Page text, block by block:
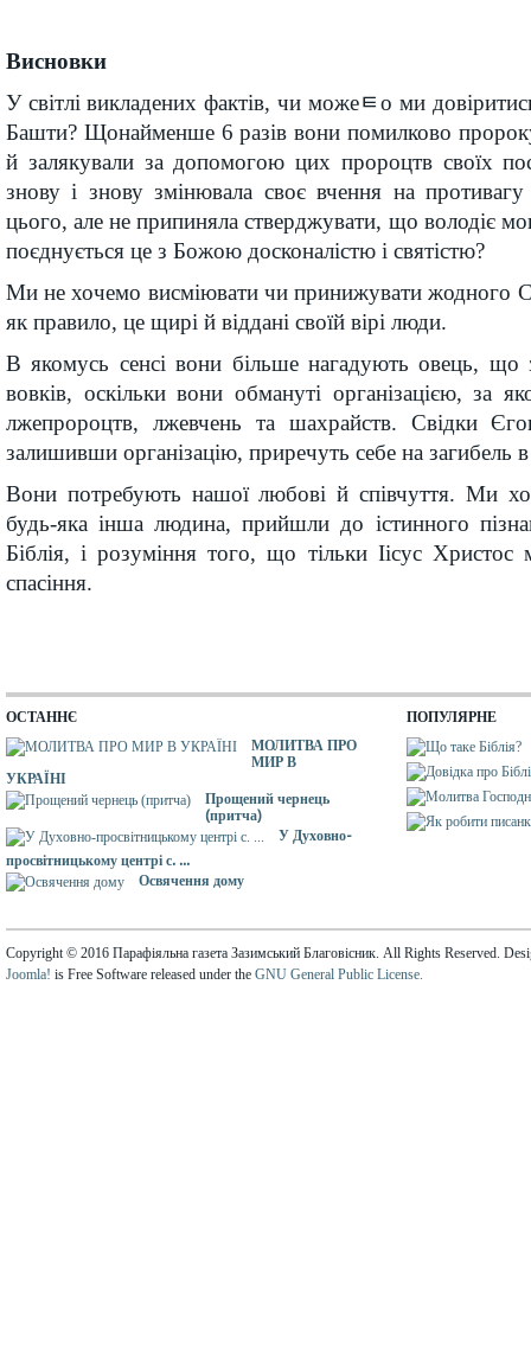
Висновки
У світлі викладених фактів, чи можеﾼо ми
Башти? Щонайменше 6 разів вони помилково
й залякували за допомогою цих пророцтв своїх
знову і знову змінювала своє вчення на
цього, але не припиняла стверджувати, що володіє
поєднується це з Божою досконалістю і святістю?
Ми не хочемо висміювати чи принижувати жодного
як правило, це щирі й віддані своїй вірі люди.
В якомусь сенсі вони більше нагадують овець, що
вовків, оскільки вони обмануті організацією, за
лжепророцтв, лжевчень та шахрайств. Свідки
залишивши організацію, приречуть себе на загибель
Вони потребують нашої любові й співчуття. Ми
будь-яка інша людина, прийшли до істинного
Біблія, і розуміння того, що тільки Іісус Христос
спасіння.
ОСТАННЄ
МОЛИТВА ПРО
МИР В
УКРАЇНІ
Прощений чернець
(притча)
У Духовно-
просвітницькому центрі с. ...
Освячення дому
ПОПУЛЯРНЕ
Copyright © 2016 Парафіяльна газета Зазимський Благовісник. All Rights Reserved.
Joomla! is Free Software released under the GNU General Public License.